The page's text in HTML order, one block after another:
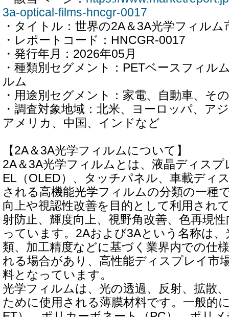
3a-optical-films-hncgr-0017
・タイトル：世界の2A＆3A光学フィルム
・レポートコード：HNCGR-0017
・発行年月：2026年05月
・種類別セグメント：PETベースフィル
ルム
・用途別セグメント：家電、自動車、そ
・調査対象地域：北米、ヨーロッパ、ア
アメリカ、中国、インドなど
【2A＆3A光学フィルムについて】
2A＆3A光学フィルムとは、液晶ディスプ
EL（OLED）、タッチパネル、車載ディ
される高機能光学フィルムの分類の一種
向上や視認性改善を目的として利用され
射防止、輝度向上、視野角改善、色再現
っています。2Aおよび3Aという名称は、
類、加工精度などに基づく業界内での仕
れる場合があり、高性能ディスプレイ市
料となっています。
光学フィルムは、光の透過、反射、拡散
ために使用される薄膜材料です。一般的